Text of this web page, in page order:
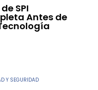
SPI
Antes de
Y SEGURIDAD